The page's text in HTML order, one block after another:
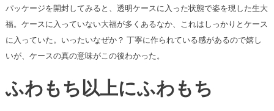
パッケージを開封してみると、透明ケースに入った状態で姿を現した生大
福。ケースに入っていない大福が多くあるなか、これはしっかりとケース
に入っていた。いったいなぜか？ 丁寧に作られている感があるので嬉し
いが、ケースの真の意味がこの後わかった。
ふわもち以上にふわもち